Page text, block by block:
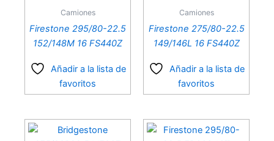
Camiones
Firestone 295/80-22.5
152/148M 16 FS440Z
Añadir a la lista de
favoritos
Camiones
Firestone 275/80-22.5
149/146L 16 FS440Z
Añadir a la lista de
favoritos